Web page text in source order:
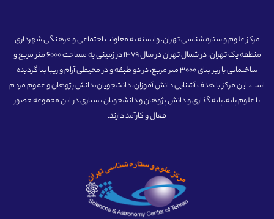
مرکز علوم و ستاره شناسی تهران، وابسته به معاونت اجتماعی و فرهنگی شهرداری
منطقه یک تهران، در شمال تهران در سال 1379 در زمینی به مساحت 6000 متر مربع و
ساختمانی با زیر بنای 3000 متر مربع، در دو طبقه و در محیطی آرام و زیبا بنا گردیده
است. این مرکز با هدف آشنایی دانش آموزان، دانشجویان، دانش پژوهان و عموم مردم
با علوم پایه، پایه گذاری و دانش پژوهان و دانشجویان بسیاری در این مجموعه حضور
فعال و کارآمد دارند.